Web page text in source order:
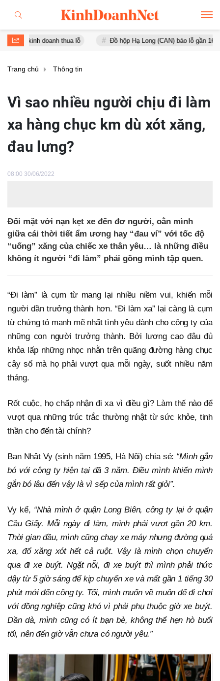
thua lỗ Đồ hộp Hạ Long (CAN) báo lỗ gần 16 tỷ đồng, tài
Trang chủ Thông tin
Vì sao nhiều người chịu đi làm
xa hàng chục km dù xót xăng,
đau lưng?
08:00 30/06/2022
Đối mặt với nạn kẹt xe đến đơ người, oằn mình
giữa cái thời tiết ẩm ương hay “đau ví” với tốc độ
“uống” xăng của chiếc xe thân yêu… là những điều
không ít người “đi làm” phải gồng mình tập quen.
“Đi làm” là cụm từ mang lại nhiều niềm vui, khiến mỗi
người dần trưởng thành hơn. “Đi làm xa” lại càng là cụm
từ chứng tỏ mạnh mẽ nhất tình yêu dành cho công ty của
những con người trưởng thành. Bởi lương cao đâu đủ
khỏa lấp những nhọc nhằn trên quãng đường hàng chục
cây số mà họ phải vượt qua mỗi ngày, suốt nhiều năm
tháng.
Rốt cuộc, họ chấp nhận đi xa vì điều gì? Làm thế nào để
vượt qua những trúc trắc thường nhật từ sức khỏe, tinh
thần cho đến tài chính?
Bạn Nhật Vy (sinh năm 1995, Hà Nội) chia sẻ: “Mình gắn
bó với công ty hiện tại đã 3 năm. Điều mình khiến mình
gắn bó lâu đến vậy là vì sếp của mình rất giỏi”.
Vy kể, “Nhà mình ở quận Long Biên, công ty lại ở quận
Cầu Giấy. Mỗi ngày đi làm, mình phải vượt gần 20 km.
Thời gian đầu, mình cũng chạy xe máy nhưng đường quá
xa, đổ xăng xót hết cả ruột. Vậy là mình chọn chuyển
qua đi xe buýt. Ngặt nỗi, đi xe buýt thì mình phải thức
dậy từ 5 giờ sáng để kịp chuyến xe và mất gần 1 tiếng 30
phút mới đến công ty. Tối, mình muốn về muộn để đi chơi
với đồng nghiệp cũng khó vì phải phụ thuộc giờ xe buýt.
Dần dà, mình cũng có ít bạn bè, không thể hẹn hò buổi
tối, nên đến giờ vẫn chưa có người yêu.”